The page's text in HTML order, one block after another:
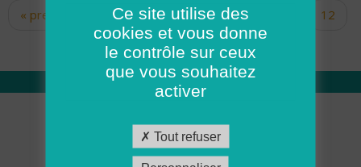
Pages
« premier ‹ précédent … 10
12
14 15 16 17
Qui sommes nous
Académie ADMR
Ce site utilise des
cookies et vous donne
le contrôle sur ceux
que vous souhaitez
activer
Tout refuser